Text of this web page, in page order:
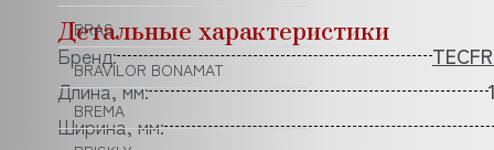
BRAS
BRAVILOR BONAMAT
BREMA
Детальные характеристики
Бренд:
Длина, мм:
Ширина, мм: